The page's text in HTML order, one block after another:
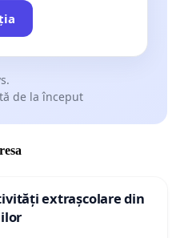
de la început
extrașcolare din